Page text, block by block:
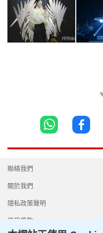
聯絡我們
關於我們
隱私政策聲明
使用條款